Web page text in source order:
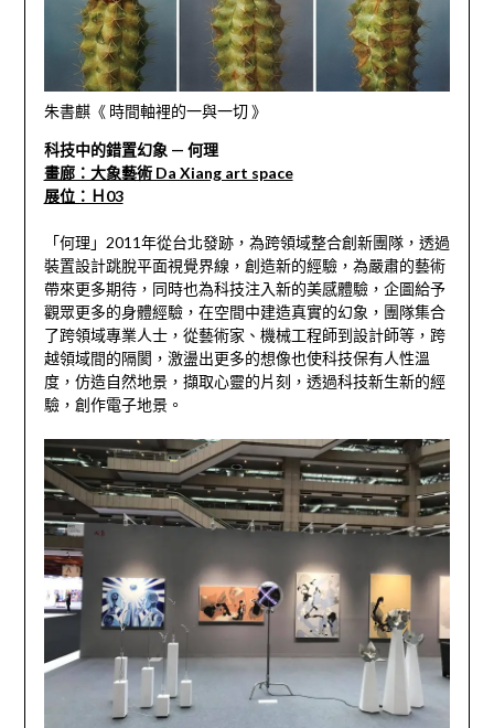
朱書麒《 時間軸裡的一與一切 》
科技中的錯置幻象 — 何理
畫廊：大象藝術 Da Xiang art space
展位：Ｈ03
「何理」2011年從台北發跡，為跨領域整合創新團隊，透過
裝置設計跳脫平面視覺界線，創造新的經驗，為嚴肅的藝術
帶來更多期待，同時也為科技注入新的美感體驗，企圖給予
觀眾更多的身體經驗，在空間中建造真實的幻象，團隊集合
了跨領域專業人士，從藝術家、機械工程師到設計師等，跨
越領域間的隔閡，激盪出更多的想像也使科技保有人性溫
度，仿造自然地景，擷取心靈的片刻，透過科技新生新的經
驗，創作電子地景。